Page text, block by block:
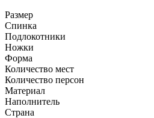
Размер
Спинка
Подлокотники
Ножки
Форма
Количество мест
Количество персон
Материал
Наполнитель
Страна